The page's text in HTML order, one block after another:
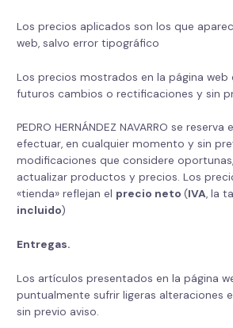
Los precios aplicados son los que
web, salvo error tipográfico
Los precios mostrados en la página web
futuros cambios o rectificaciones y sin
PEDRO HERNÁNDEZ NAVARRO se
efectuar, en cualquier momento y sin
modificaciones que considere
actualizar productos y precios. Los
«tienda» reflejan el precio neto(IVA, la
incluido)
Entregas.
Los artículos presentados en la página
puntualmente sufrir ligeras alteraciones
sin previo aviso.